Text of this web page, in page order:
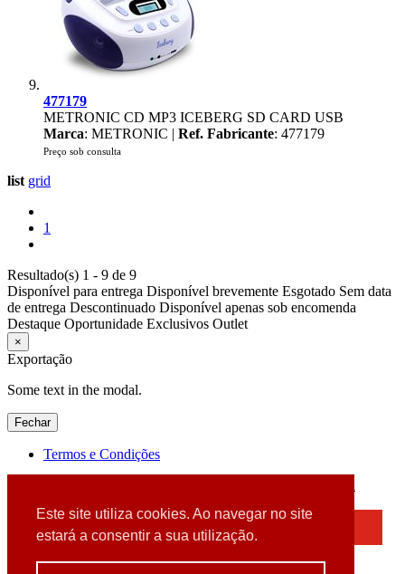
Este site utiliza cookies. Ao navegar no site
estará a consentir a sua utilização.
477179
METRONIC CD MP3 ICEBERG SD CARD USB
Marca: METRONIC | Ref. Fabricante: 477179
Preço sob consulta
list grid
1
Resultado(s) 1 - 9 de 9
Disponível para entrega Disponível brevemente Esgotado Sem data
de entrega Descontinuado Disponível apenas sob encomenda
Destaque Oportunidade Exclusivos Outlet
×
Exportação
Some text in the modal.
Fechar
Termos e Condições
Detectamos que está a usar um browser desatualizado